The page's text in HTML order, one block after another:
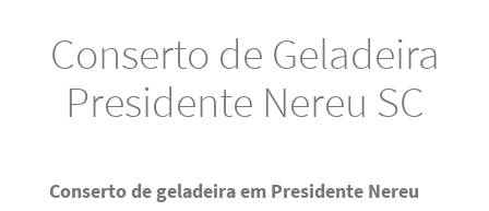
Conserto de Geladeira
Presidente Nereu SC
Conserto de geladeira em Presidente Nereu